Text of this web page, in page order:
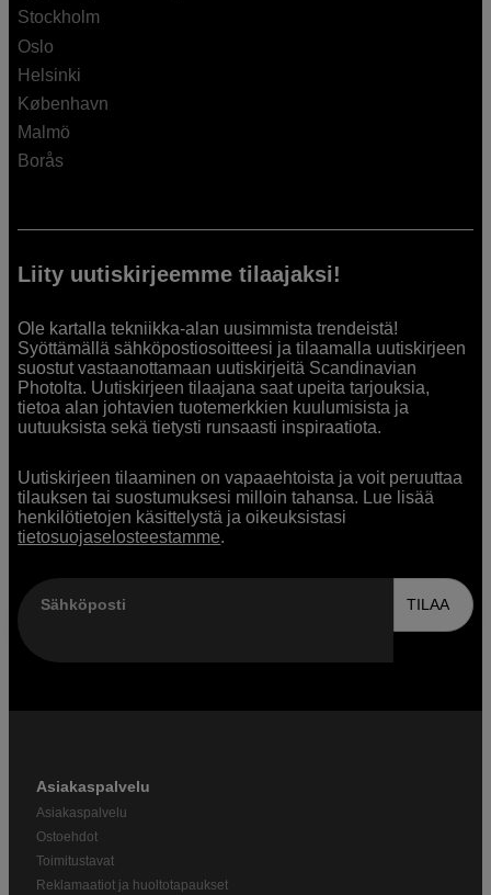
Stockholm
Oslo
Helsinki
København
Malmö
Borås
Liity uutiskirjeemme tilaajaksi!
Ole kartalla tekniikka-alan uusimmista trendeistä!
Syöttämällä sähköpostiosoitteesi ja tilaamalla uutiskirjeen
suostut vastaanottamaan uutiskirjeitä Scandinavian
Photolta. Uutiskirjeen tilaajana saat upeita tarjouksia,
tietoa alan johtavien tuotemerkkien kuulumisista ja
uutuuksista sekä tietysti runsaasti inspiraatiota.
Uutiskirjeen tilaaminen on vapaaehtoista ja voit peruuttaa
tilauksen tai suostumuksesi milloin tahansa. Lue lisää
henkilötietojen käsittelystä ja oikeuksistasi
tietosuojaselosteestamme.
Sähköposti TILAA
Asiakaspalvelu
Asiakaspalvelu
Ostoehdot
Toimitustavat
Reklamaatiot ja huoltotapaukset